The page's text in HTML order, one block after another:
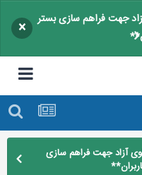
جهت فراهم سازی بستر
×
جهت فراهم سازی